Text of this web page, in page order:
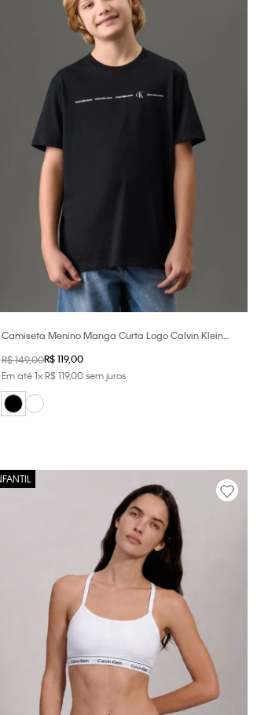
Camiseta Menino Manga Curta Logo Calvin Klein
R$149,00R$ 119,00
Em até1xR$ 119,00sem juros